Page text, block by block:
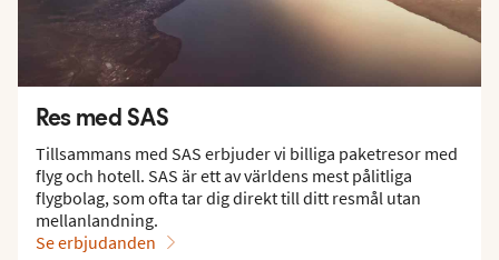
Res med SAS
Tillsammans med SAS erbjuder vi billiga paketresor med
flyg och hotell. SAS är ett av världens mest pålitliga
flygbolag, som ofta tar dig direkt till ditt resmål utan
mellanlandning.
Se erbjudanden